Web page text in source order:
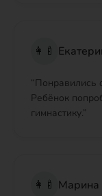
👩‍🍼
“Понравились
Ребёнок
гимнастику.”
👩‍🍼 Марина